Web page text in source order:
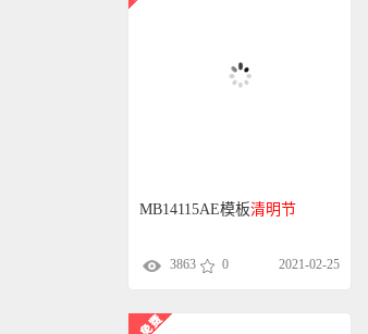
MB14115AE模板清明节
3863 0 2021-02-25